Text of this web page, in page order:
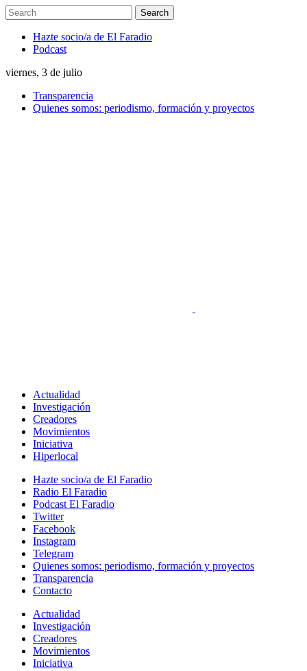
Hazte socio/a de El Faradio
Podcast
viernes, 3 de julio
Transparencia
Quienes somos: periodismo, formación y proyectos
Actualidad
Investigación
Creadores
Movimientos
Iniciativa
Hiperlocal
Hazte socio/a de El Faradio
Radio El Faradio
Podcast El Faradio
Twitter
Facebook
Instagram
Telegram
Quienes somos: periodismo, formación y proyectos
Transparencia
Contacto
Actualidad
Investigación
Creadores
Movimientos
Iniciativa